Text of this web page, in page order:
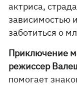
актриса,
зависимостью
заботиться о
Приключение
режиссер
помогает